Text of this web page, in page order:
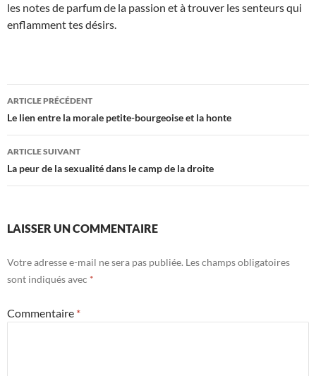
les notes de parfum de la passion et à trouver les senteurs qui
enflamment tes désirs.
Navigation
des
articles
ARTICLE PRÉCÉDENT
Le lien entre la morale petite-bourgeoise et la honte
ARTICLE SUIVANT
La peur de la sexualité dans le camp de la droite
LAISSER UN COMMENTAIRE
Votre adresse e-mail ne sera pas publiée. Les champs obligatoires
sont indiqués avec *
Commentaire *